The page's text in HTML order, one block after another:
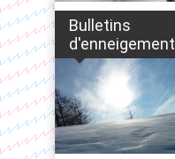
Bulletins
d'enneigement